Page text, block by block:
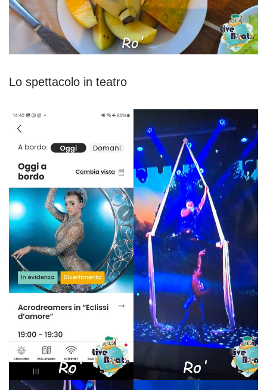
Lo spettacolo in teatro